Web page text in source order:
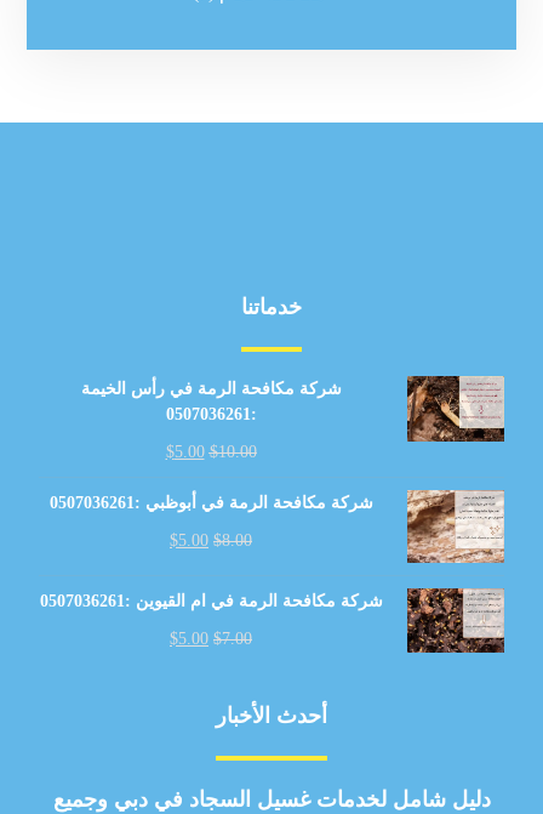
خدماتنا
شركة مكافحة الرمة في رأس الخيمة
:0507036261
$10.00
$5.00
شركة مكافحة الرمة في أبوظبي :0507036261
$8.00
$5.00
شركة مكافحة الرمة في ام القيوين :0507036261
$7.00
$5.00
أحدث الأخبار
دليل شامل لخدمات غسيل السجاد في دبي وجميع